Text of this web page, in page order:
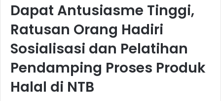
Dapat Antusiasme Tinggi,
Ratusan Orang Hadiri
Sosialisasi dan Pelatihan
Pendamping Proses Produk
Halal di NTB